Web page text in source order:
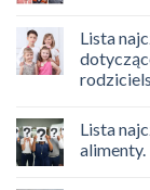
Lista
Lista
alimenty.